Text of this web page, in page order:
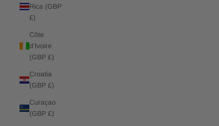
Rica (GBP
£)
Côte
d’Ivoire
(GBP £)
Croatia
(GBP £)
Curaçao
(GBP £)